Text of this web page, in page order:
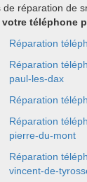
réparation de
téléphone
Réparation
Réparation
paul-les-dax
Réparation
Réparation
pierre-du-mont
Réparation
vincent-de-